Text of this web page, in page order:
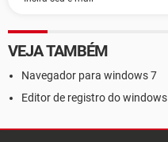
VEJA TAMBÉM
Navegador para windows 7
Editor de registro do windows